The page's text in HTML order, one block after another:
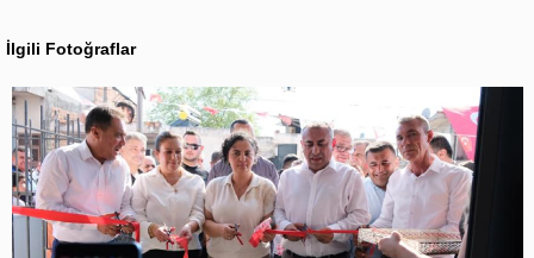
İlgili Fotoğraflar